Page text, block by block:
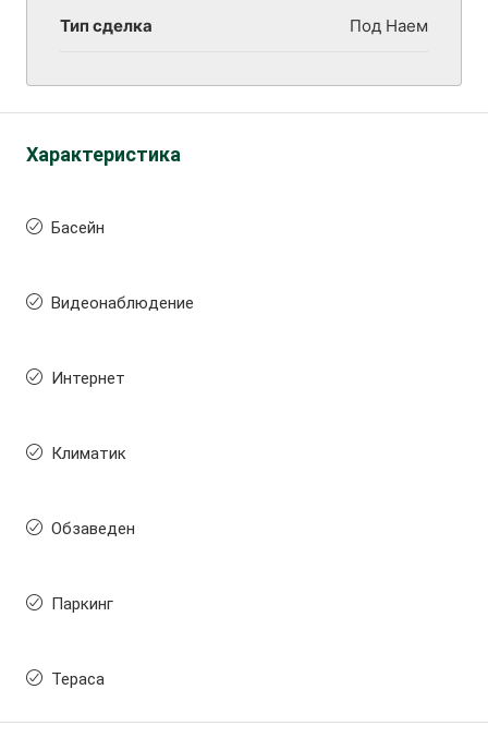
Тип сделка Под Наем
Характеристика
Басейн
Видеонаблюдение
Интернет
Климатик
Обзаведен
Паркинг
Тераса